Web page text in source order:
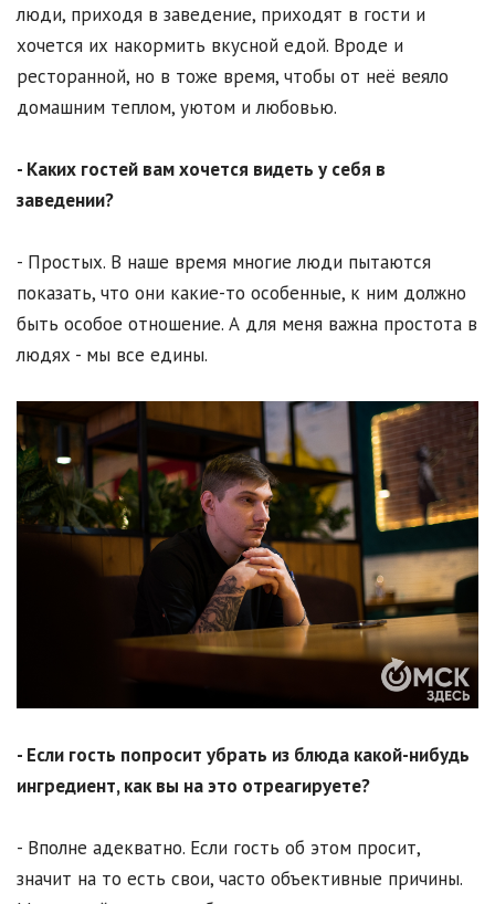
люди, приходя в заведение, приходят в гости и
хочется их накормить вкусной едой. Вроде и
ресторанной, но в тоже время, чтобы от неё веяло
домашним теплом, уютом и любовью.
- Каких гостей вам хочется видеть у себя в
заведении?
- Простых. В наше время многие люди пытаются
показать, что они какие-то особенные, к ним должно
быть особое отношение. А для меня важна простота в
людях - мы все едины.
- Если гость попросит убрать из блюда какой-нибудь
ингредиент, как вы на это отреагируете?
- Вполне адекватно. Если гость об этом просит,
значит на то есть свои, часто объективные причины.